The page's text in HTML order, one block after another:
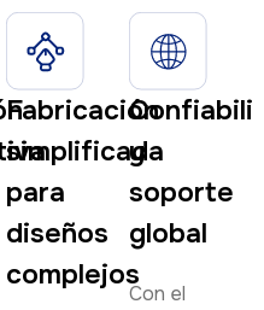
Fabricación
simplificada
para
diseños
complejos
y
soporte
global
Con el